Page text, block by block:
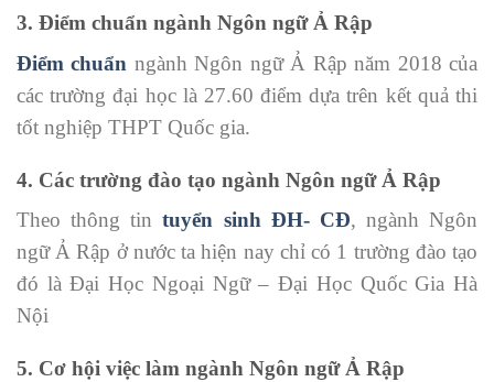
3. Điểm chuẩn ngành Ngôn ngữ Ả Rập
Điểm chuẩn ngành Ngôn ngữ Ả Rập năm 2018 của
các trường đại học là 27.60 điểm dựa trên kết quả thi
tốt nghiệp THPT Quốc gia.
4. Các trường đào tạo ngành Ngôn ngữ Ả Rập
Theo thông tintuyển sinh ĐH- CĐ, ngành Ngôn
ngữ Ả Rập ở nước ta hiện nay chỉ có 1 trường đào tạo
đó là Đại Học Ngoại Ngữ – Đại Học Quốc Gia Hà
Nội
5. Cơ hội việc làm ngành Ngôn ngữ Ả Rập